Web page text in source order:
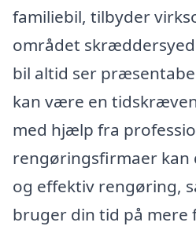
familiebil, tilbyder
området
bil altid ser
kan være en
med hjælp fra
rengøringsfirmaer kan
og effektiv rengøring,
bruger din tid på mere